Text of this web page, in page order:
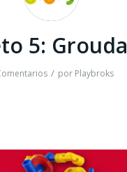
5: Grouda
/ por Playbroks